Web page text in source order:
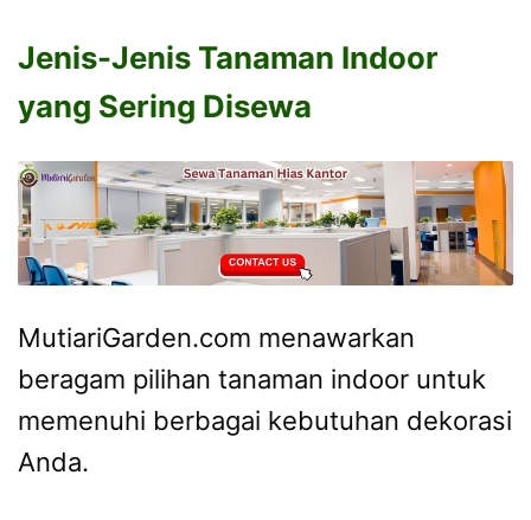
Jenis-Jenis Tanaman Indoor
yang Sering Disewa
MutiariGarden.com menawarkan
beragam pilihan tanaman indoor untuk
memenuhi berbagai kebutuhan dekorasi
Anda.